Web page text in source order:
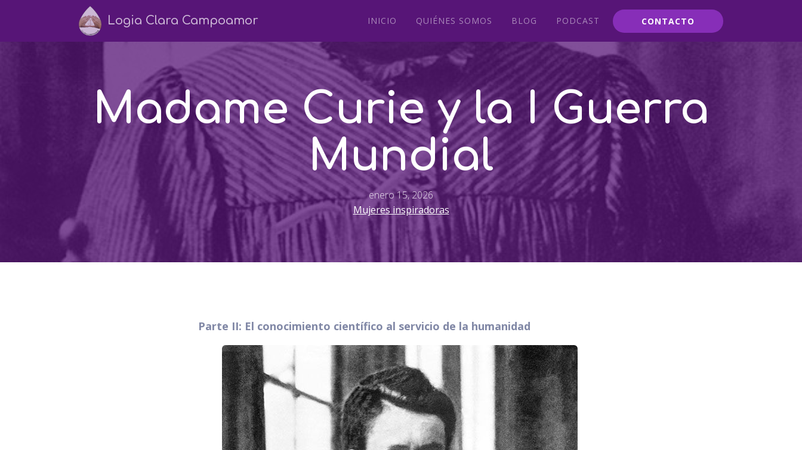
Logia Clara Campoamor INICIO QUIÉNES SOMOS BLOG PODCAST CONTACTO
Madame Curie y la I Guerra
Mundial
enero 15, 2026
Mujeres inspiradoras
Parte II: El conocimiento científico al servicio de la humanidad